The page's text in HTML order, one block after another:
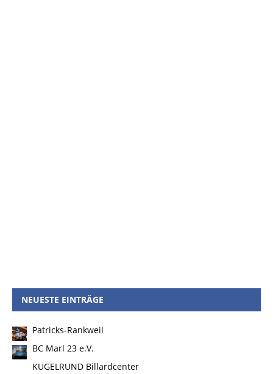
NEUESTE EINTRÄGE
Patricks-Rankweil
BC Marl 23 e.V.
KUGELRUND Billardcenter